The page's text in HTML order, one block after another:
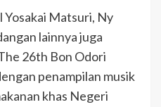
Yosakai Matsuri, Ny
lainnya juga
26th Bon Odori
penampilan musik
khas Negeri